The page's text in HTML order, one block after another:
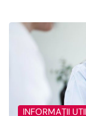
INFORMAȚII